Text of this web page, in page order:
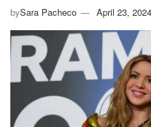
bySara Pacheco April 23, 2024